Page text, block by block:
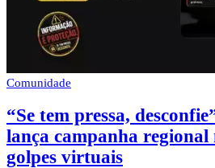
Comunidade
“Se tem pressa,
lança campanha regional
golpes virtuais